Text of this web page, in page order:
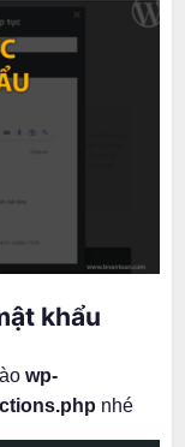
khẩu
wp-
nhé